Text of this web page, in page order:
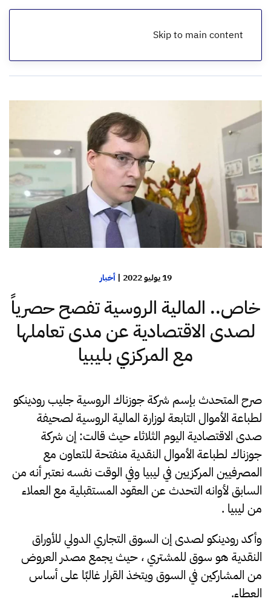
Skip to main content
الرئيسية
19 يوليو 2022 |أخبار
خاص.. المالية الروسية تفصح حصرياً
لصدى الاقتصادية عن مدى تعاملها
مع المركزي بليبيا
صرح المتحدث بإسم شركة جوزناك الروسية جليب رودينكو
لطباعة الأموال التابعة لوزارة المالية الروسية لصحيفة
صدى الاقتصادية اليوم الثلاثاء حيث قالت: إن شركة
جوزناك لطباعة الأموال النقدية منفتحة للتعاون مع
المصرفيين المركزيين في ليبيا وفي الوقت نفسه نعتبر أنه من
السابق لأوانه التحدث عن العقود المستقبلية مع العملاء
من ليبيا .
وأكد رودينكو لصدى إن السوق التجاري الدولي للأوراق
النقدية هو سوق للمشتري ، حيث يجمع مصدر العروض
من المشاركين في السوق ويتخذ القرار غالبًا على أساس
العطاء.